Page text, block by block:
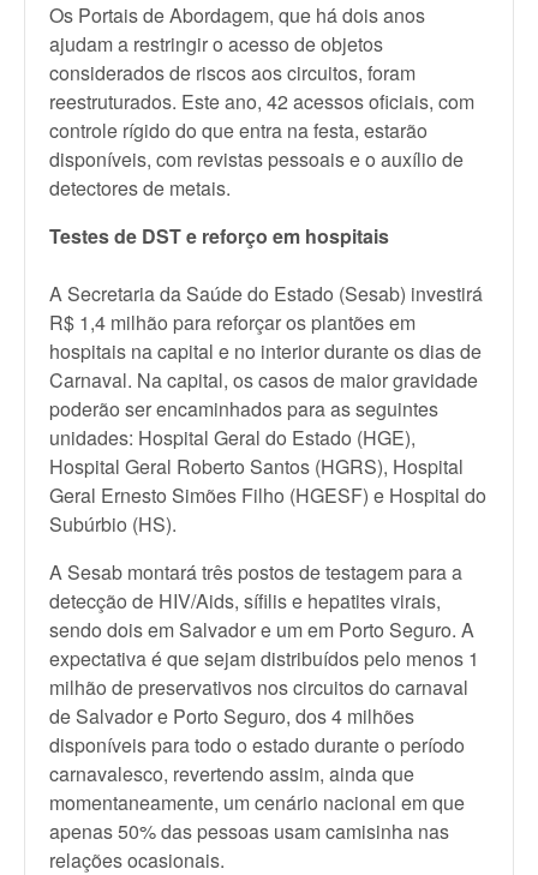
Os Portais de Abordagem, que há dois anos
ajudam a restringir o acesso de objetos
considerados de riscos aos circuitos, foram
reestruturados. Este ano, 42 acessos oficiais, com
controle rígido do que entra na festa, estarão
disponíveis, com revistas pessoais e o auxílio de
detectores de metais.
Testes de DST e reforço em hospitais
A Secretaria da Saúde do Estado (Sesab) investirá
R$ 1,4 milhão para reforçar os plantões em
hospitais na capital e no interior durante os dias de
Carnaval. Na capital, os casos de maior gravidade
poderão ser encaminhados para as seguintes
unidades: Hospital Geral do Estado (HGE),
Hospital Geral Roberto Santos (HGRS), Hospital
Geral Ernesto Simões Filho (HGESF) e Hospital do
Subúrbio (HS).
A Sesab montará três postos de testagem para a
detecção de HIV/Aids, sífilis e hepatites virais,
sendo dois em Salvador e um em Porto Seguro. A
expectativa é que sejam distribuídos pelo menos 1
milhão de preservativos nos circuitos do carnaval
de Salvador e Porto Seguro, dos 4 milhões
disponíveis para todo o estado durante o período
carnavalesco, revertendo assim, ainda que
momentaneamente, um cenário nacional em que
apenas 50% das pessoas usam camisinha nas
relações ocasionais.